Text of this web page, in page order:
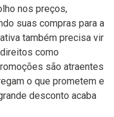
nos preços,
suas compras para a
também precisa vir
como
são atraentes
o que prometem e
desconto acaba